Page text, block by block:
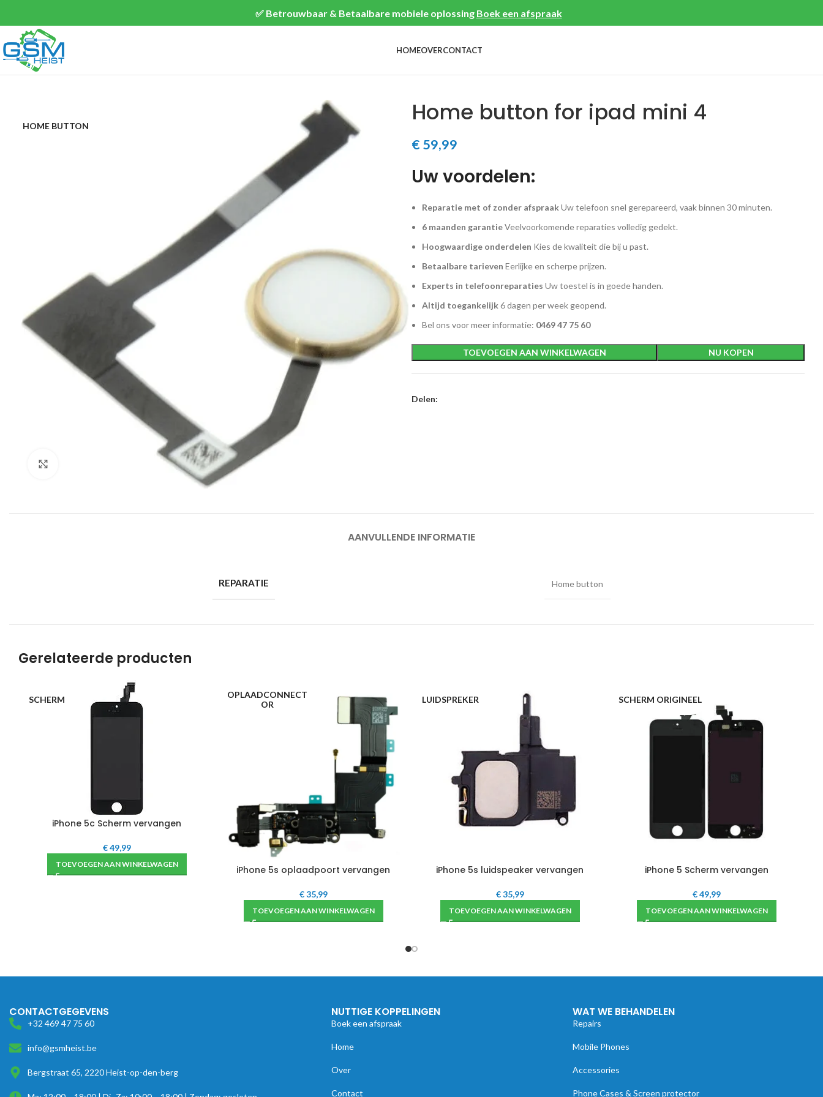
✅ Betrouwbaar & Betaalbare mobiele oplossing Boek een afspraak
HOMEOVERCONTACT
HOME BUTTON Home button for ipad mini 4
€ 59,99
Uw voordelen:
Reparatie met of zonder afspraakUw telefoon snel gerepareerd, vaak binnen 30 minuten.
6 maanden garantieVeelvoorkomende reparaties volledig gedekt.
Hoogwaardige onderdelen Kies de kwaliteit die bij u past.
Betaalbare tarieven Eerlijke en scherpe prijzen.
Experts in telefoonreparaties Uw toestel is in goede handen.
Altijd toegankelijk6 dagen per week geopend.
Bel ons voor meer informatie: 0469 47 75 60
TOEVOEGEN AAN WINKELWAGEN NU KOPEN
Delen:
AANVULLENDE INFORMATIE
REPARATIE Home button
Gerelateerde producten
SCHERM
iPhone 5c Scherm vervangen
€49,99
TOEVOEGEN AAN WINKELWAGEN
OPLAADCONNECT
OR
iPhone 5s oplaadpoort vervangen
€35,99
TOEVOEGEN AAN WINKELWAGEN
LUIDSPREKER
iPhone 5s luidspeaker vervangen
€35,99
TOEVOEGEN AAN WINKELWAGEN
SCHERM ORIGINEEL
iPhone 5 Scherm vervangen
€49,99
TOEVOEGEN AAN WINKELWAGEN
CONTACTGEGEVENS
+32 469 47 75 60
info@gsmheist.be
Bergstraat 65, 2220 Heist-op-den-berg
NUTTIGE KOPPELINGEN
Boek een afspraak
Home
Over
Contact
WAT WE BEHANDELEN
Repairs
Mobile Phones
Accessories
Phone Cases & Screen protector